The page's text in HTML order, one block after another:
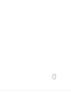
0